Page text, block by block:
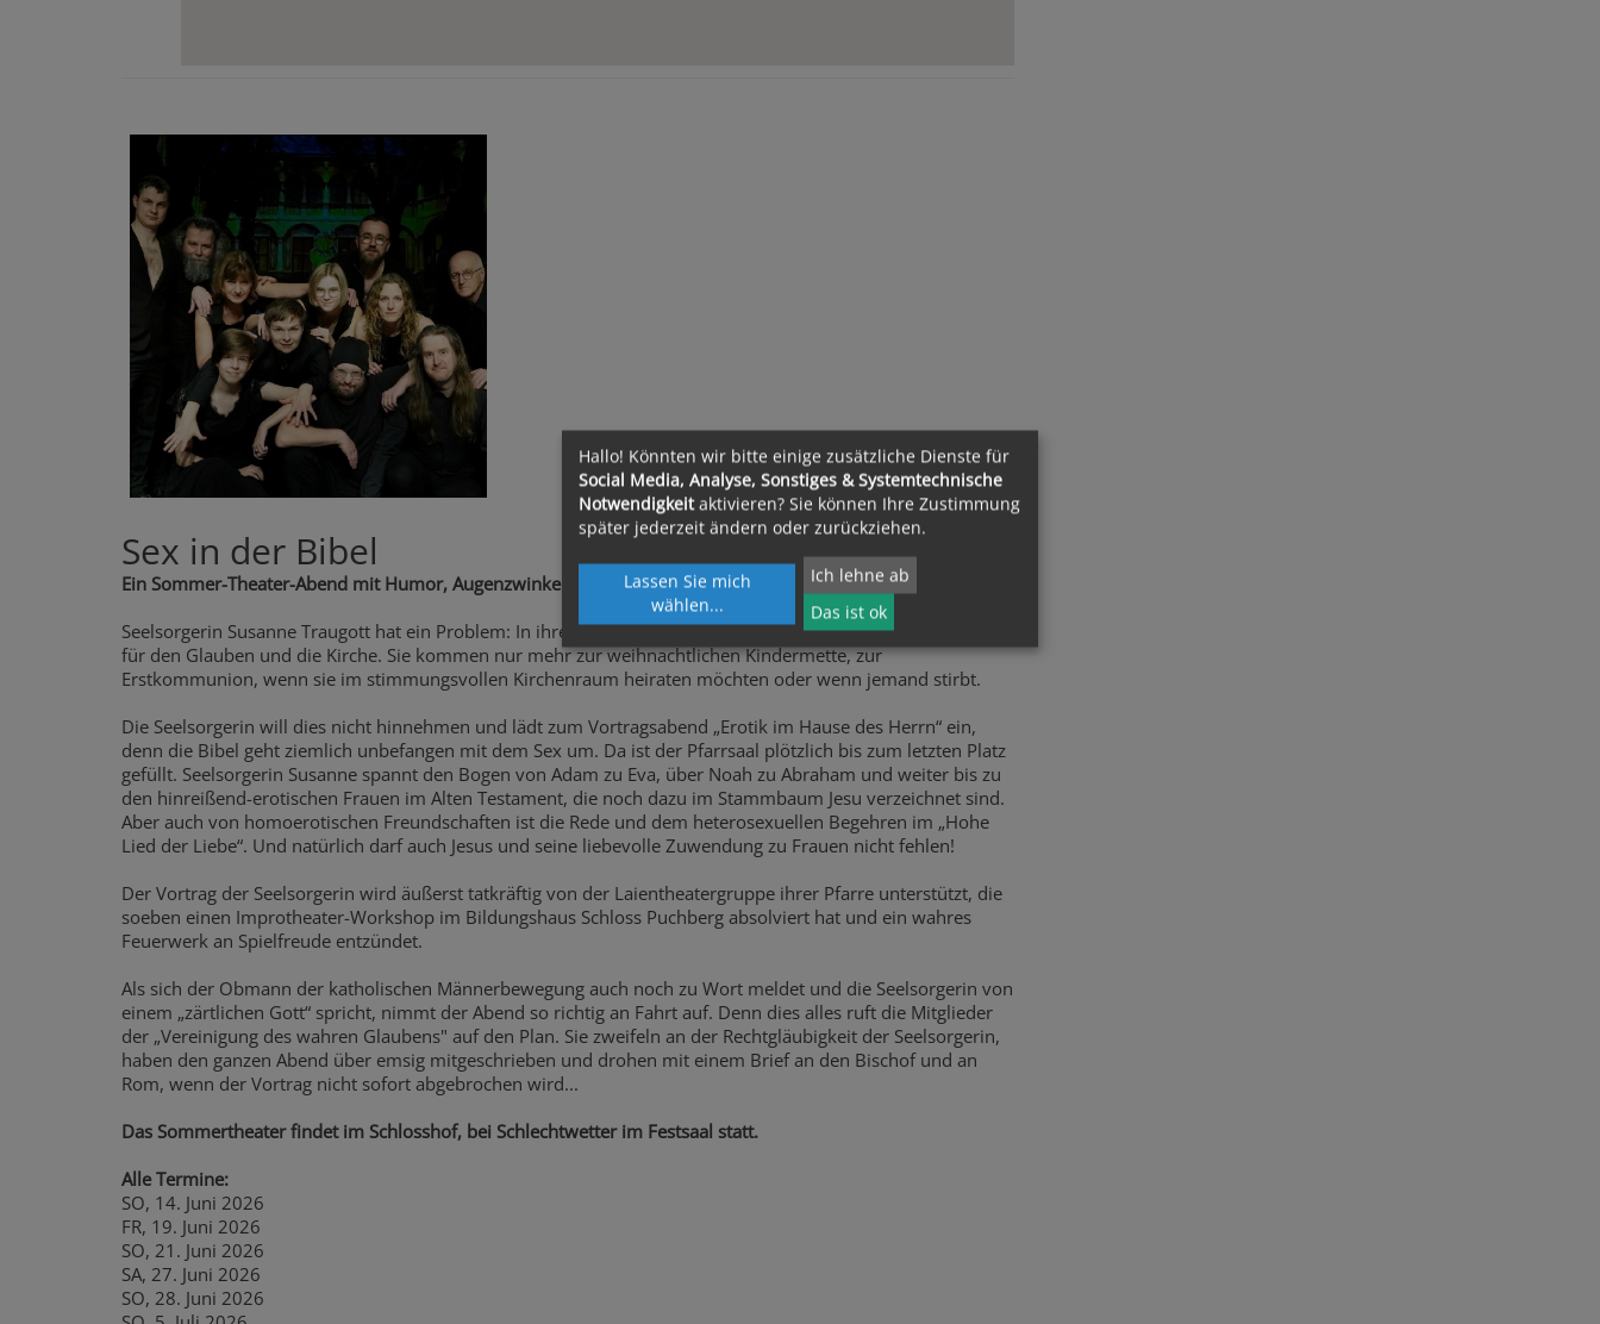
Sex in der Bibel
Ein Sommer-Theater-Abend mit Humor, Augenzwinkern und Tiefgang
Seelsorgerin Susanne Traugott hat ein Problem: In ihrer Pfarre interessieren sich immer weniger Menschen
für den Glauben und die Kirche. Sie kommen nur mehr zur weihnachtlichen Kindermette, zur
Erstkommunion, wenn sie im stimmungsvollen Kirchenraum heiraten möchten oder wenn jemand stirbt.
Die Seelsorgerin will dies nicht hinnehmen und lädt zum Vortragsabend „Erotik im Hause des Herrn“ ein,
denn die Bibel geht ziemlich unbefangen mit dem Sex um. Da ist der Pfarrsaal plötzlich bis zum letzten Platz
gefüllt. Seelsorgerin Susanne spannt den Bogen von Adam zu Eva, über Noah zu Abraham und weiter bis zu
den hinreißend-erotischen Frauen im Alten Testament, die noch dazu im Stammbaum Jesu verzeichnet sind.
Aber auch von homoerotischen Freundschaften ist die Rede und dem heterosexuellen Begehren im „Hohe
Lied der Liebe“. Und natürlich darf auch Jesus und seine liebevolle Zuwendung zu Frauen nicht fehlen!
Der Vortrag der Seelsorgerin wird äußerst tatkräftig von der Laientheatergruppe ihrer Pfarre unterstützt, die
soeben einen Improtheater-Workshop im Bildungshaus Schloss Puchberg absolviert hat und ein wahres
Feuerwerk an Spielfreude entzündet.
Als sich der Obmann der katholischen Männerbewegung auch noch zu Wort meldet und die Seelsorgerin von
einem „zärtlichen Gott“ spricht, nimmt der Abend so richtig an Fahrt auf. Denn dies alles ruft die Mitglieder
der „Vereinigung des wahren Glaubens" auf den Plan. Sie zweifeln an der Rechtgläubigkeit der Seelsorgerin,
haben den ganzen Abend über emsig mitgeschrieben und drohen mit einem Brief an den Bischof und an
Rom, wenn der Vortrag nicht sofort abgebrochen wird...
Das Sommertheater findet im Schlosshof, bei Schlechtwetter im Festsaal statt.
Alle Termine:
SO, 14. Juni 2026
FR, 19. Juni 2026
SO, 21. Juni 2026
SA, 27. Juni 2026
SO, 28. Juni 2026
Hallo! Könnten wir bitte einige zusätzliche Dienste für
Social Media, Analyse, Sonstiges & Systemtechnische
Notwendigkeitaktivieren? Sie können Ihre Zustimmung
später jederzeit ändern oder zurückziehen.
Lassen Sie mich
wählen...
Ich lehne ab
Das ist ok